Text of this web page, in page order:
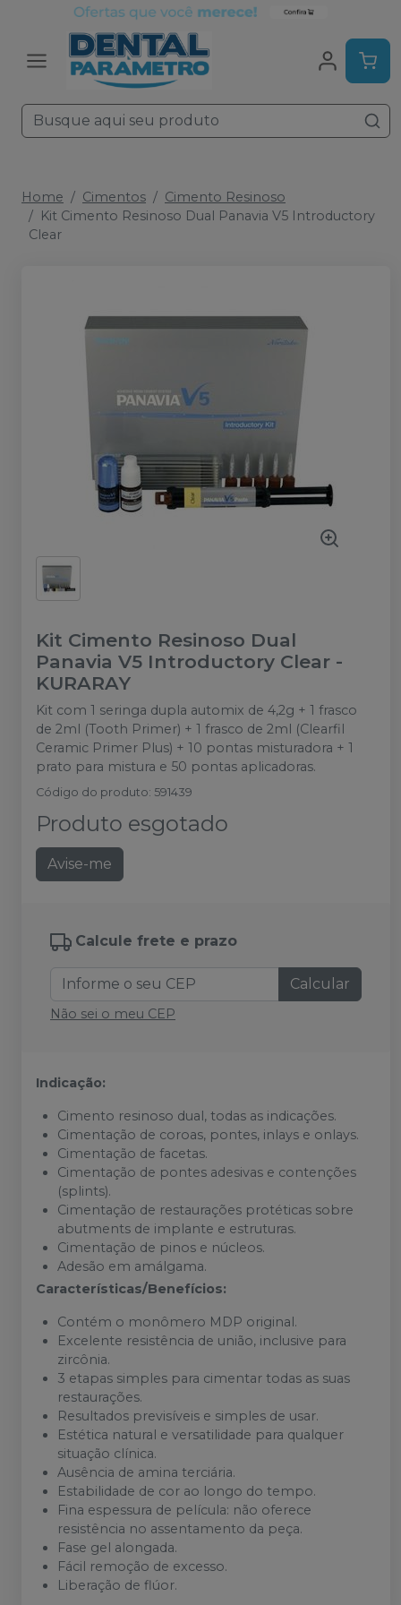
Home Cimentos
Cimento Resinoso
Kit Cimento Resinoso Dual Panavia V5 Introductory
Clear
Kit Cimento Resinoso Dual
Panavia V5 Introductory Clear -
KURARAY
Kit com 1 seringa dupla automix de 4,2g + 1 frasco
de 2ml (Tooth Primer) + 1 frasco de 2ml (Clearfil
Ceramic Primer Plus) + 10 pontas misturadora + 1
prato para mistura e 50 pontas aplicadoras.
Código do produto: 591439
Produto esgotado
Avise-me
Calcule frete e prazo
Calcular
Não sei o meu CEP
Indicação:
Cimento resinoso dual, todas as indicações.
Cimentação de coroas, pontes, inlays e onlays.
Cimentação de facetas.
Cimentação de pontes adesivas e contenções
(splints).
Cimentação de restaurações protéticas sobre
abutments de implante e estruturas.
Cimentação de pinos e núcleos.
Adesão em amálgama.
Características/Benefícios:
Contém o monômero MDP original.
Excelente resistência de união, inclusive para
zircônia.
3 etapas simples para cimentar todas as suas
restaurações.
Resultados previsíveis e simples de usar.
Estética natural e versatilidade para qualquer
situação clínica.
Ausência de amina terciária.
Estabilidade de cor ao longo do tempo.
Fina espessura de película: não oferece
resistência no assentamento da peça.
Fase gel alongada.
Fácil remoção de excesso.
Liberação de flúor.